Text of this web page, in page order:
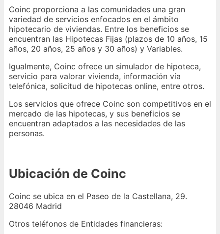
Coinc proporciona a las comunidades una gran
variedad de servicios enfocados en el ámbito
hipotecario de viviendas. Entre los beneficios se
encuentran las Hipotecas Fijas (plazos de 10 años, 15
años, 20 años, 25 años y 30 años) y Variables.
Igualmente, Coinc ofrece un simulador de hipoteca,
servicio para valorar vivienda, información vía
telefónica, solicitud de hipotecas online, entre otros.
Los servicios que ofrece Coinc son competitivos en el
mercado de las hipotecas, y sus beneficios se
encuentran adaptados a las necesidades de las
personas.
Ubicación de Coinc
Coinc se ubica en el Paseo de la Castellana, 29.
28046 Madrid
Otros teléfonos de Entidades financieras: